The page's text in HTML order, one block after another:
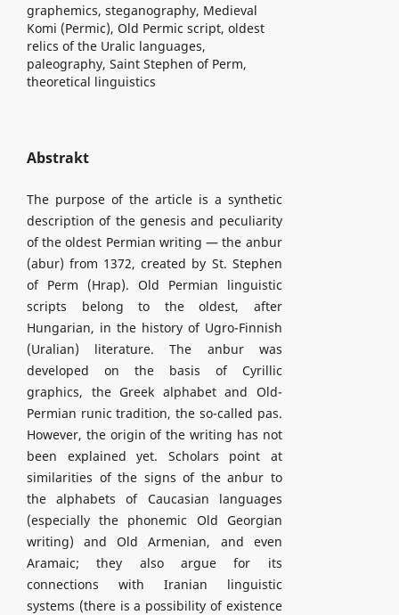
graphemics, steganography, Medieval
Komi (Permic), Old Permic script, oldest
relics of the Uralic languages,
paleography, Saint Stephen of Perm,
theoretical linguistics
Abstrakt
The purpose of the article is a synthetic
description of the genesis and peculiarity
of the oldest Permian writing — the anbur
(abur) from 1372, created by St. Stephen
of Perm (Hrap). Old Permian linguistic
scripts belong to the oldest, after
Hungarian, in the history of Ugro-Finnish
(Uralian) literature. The anbur was
developed on the basis of Cyrillic
graphics, the Greek alphabet and Old-
Permian runic tradition, the so-called pas.
However, the origin of the writing has not
been explained yet. Scholars point at
similarities of the signs of the anbur to
the alphabets of Caucasian languages
(especially the phonemic Old Georgian
writing) and Old Armenian, and even
Aramaic; they also argue for its
connections with Iranian linguistic
systems (there is a possibility of existence